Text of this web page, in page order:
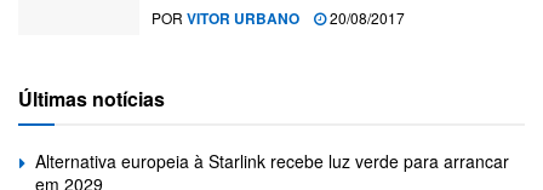
POR VITOR URBANO 20/08/2017
Últimas notícias
Alternativa europeia à Starlink recebe luz verde para arrancar
em 2029